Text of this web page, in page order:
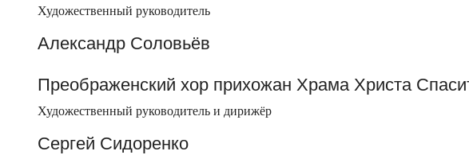
Художественный руководитель
Александр Соловьёв
Преображенский хор прихожан Храма Христа
Художественный руководитель и дирижёр
Сергей Сидоренко